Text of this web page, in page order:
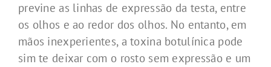
previne as linhas de expressão da testa, entre
os olhos e ao redor dos olhos. No entanto, em
mãos inexperientes, a toxina botulínica pode
sim te deixar com o rosto sem expressão e um